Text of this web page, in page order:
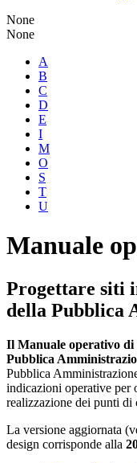
None
None
A
B
C
D
E
I
M
O
S
T
U
Manuale
Progettare siti
della Pubblica
Il Manuale operativo di
Pubblica
Pubblica
indicazioni operative per
realizzazione dei punti di
La versione aggiornata
design corrisponde alla